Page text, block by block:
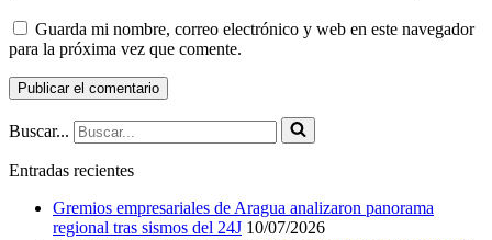
Guarda mi nombre, correo electrónico y web en este navegador
para la próxima vez que comente.
Buscar...
Entradas recientes
Gremios empresariales de Aragua analizaron panorama
regional tras sismos del 24J 10/07/2026